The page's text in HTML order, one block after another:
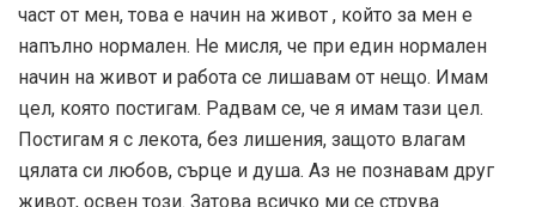
част от мен, това е начин на живот , който за мен е
напълно нормален. Не мисля, че при един нормален
начин на живот и работа се лишавам от нещо. Имам
цел, която постигам. Радвам се, че я имам тази цел.
Постигам я с лекота, без лишения, защото влагам
цялата си любов, сърце и душа. Аз не познавам друг
живот, освен този. Затова всичко ми се струва